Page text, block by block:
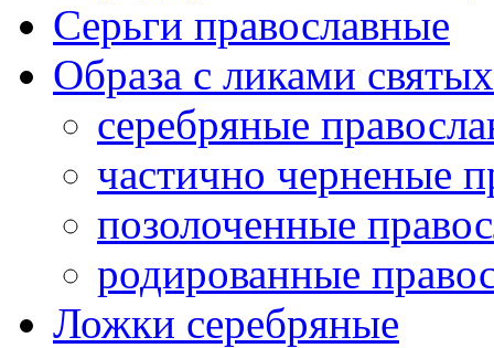
Серьги православные
Образа с ликами святых
серебряные
частично черненые
позолоченные
родированные
Ложки серебряные